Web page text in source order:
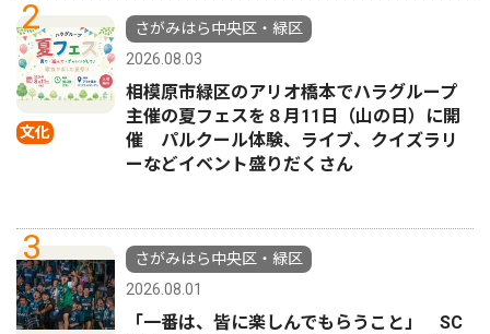
2
文化
さがみはら中央区・緑区
2026.08.03
相模原市緑区のアリオ橋本でハラグループ
主催の夏フェスを８月11日（山の日）に開
催 パルクール体験、ライブ、クイズラリ
ーなどイベント盛りだくさん
3
さがみはら中央区・緑区
2026.08.01
「一番は、皆に楽しんでもらうこと」 SC